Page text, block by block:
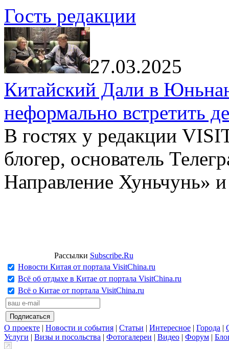
Гость редакции
27.03.2025
Китайский Дали в
неформально встретить
В гостях у редакции
блогер, основатель
Направление Хуньчунь»
Рассылки Subscribe.Ru
Новости Китая от портала VisitChina.ru
Всё об отдыхе в Китае от портала VisitChina.ru
Всё о Китае от портала VisitChina.ru
О проекте | Новости и события | Статьи | Интересное | Города |
Услуги | Визы и посольства | Фотогалереи | Видео | Форум |